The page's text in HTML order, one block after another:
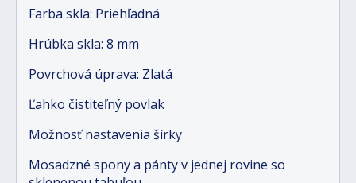
Farba skla: Priehľadná
Hrúbka skla: 8 mm
Povrchová úprava: Zlatá
Ľahko čistiteľný povlak
Možnosť nastavenia šírky
Mosadzné spony a pánty v jednej rovine so